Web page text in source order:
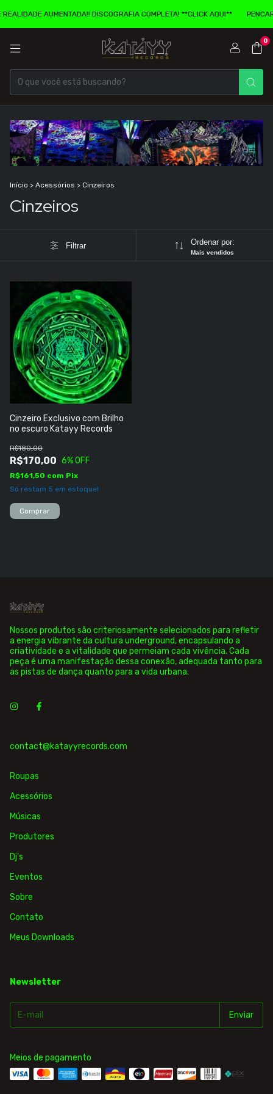
AUMENTADA!! DISCOGRAFIA COMPLETA! **CLICK AQUI**
0
Início > Acessórios > Cinzeiros
Cinzeiros
Filtrar Ordenar por:
Mais vendidos
Cinzeiro Exclusivo com Brilho
no escuro Katayy Records
R$170,00
R$180,00
6% OFF
R$161,50 com Pix
Só restam 5 em estoque!
Nossos produtos são criteriosamente selecionados para refletir
a energia vibrante da cultura underground, encapsulando a
criatividade e a vitalidade que permeiam cada vivência. Cada
peça é uma manifestação dessa conexão, adequada tanto para
as pistas de dança quanto para a vida urbana.
contact@katayyrecords.com
Roupas
Acessórios
Músicas
Produtores
Dj's
Eventos
Sobre
Contato
Meus Downloads
Newsletter
Meios de pagamento